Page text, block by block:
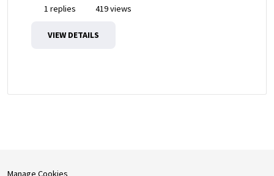
1 replies
419 views
VIEW DETAILS
Manage Cookies